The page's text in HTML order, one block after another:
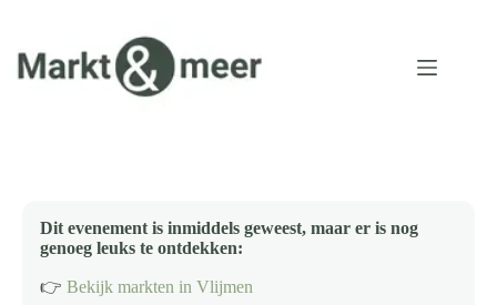
inhoud
Dit evenement is inmiddels geweest, maar er is nog
genoeg leuks te ontdekken:
👉 Bekijk markten in Vlijmen